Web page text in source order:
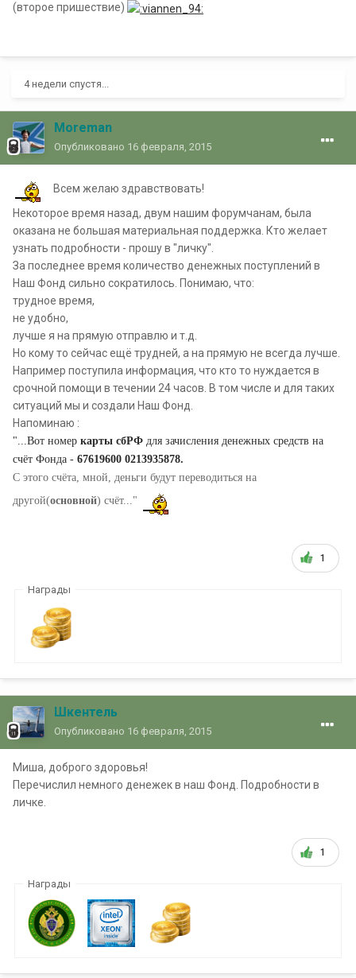
(второе пришествие)
4 недели спустя...
Moreman
Опубликовано 16 февраля, 2015
Всем желаю здравствовать!
Некоторое время назад, двум нашим форумчанам, была
оказана не большая материальная поддержка. Кто желает
узнать подробности - прошу в "личку".
За последнее время количество денежных поступлений в
Наш Фонд сильно сократилось. Понимаю, что:
трудное время,
не удобно,
лучше я на прямую отправлю и т.д.
Но кому то сейчас ещё трудней, а на прямую не всегда лучше.
Например поступила информация, что кто то нуждается в
срочной помощи в течении 24 часов. В том числе и для таких
ситуаций мы и создали Наш Фонд.
Напоминаю :
"...Вот номер карты сбРФ для зачисления денежных средств на
счёт Фонда - 67619600 0213935878.
С этого счёта, мной, деньги будут переводиться на
другой(основной) счёт..."
1
Награды
Шкентель
Опубликовано 16 февраля, 2015
Миша, доброго здоровья!
Перечислил немного денежек в наш Фонд. Подробности в
личке.
1
Награды